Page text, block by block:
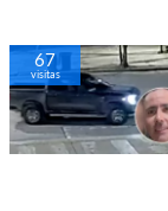
67
visitas